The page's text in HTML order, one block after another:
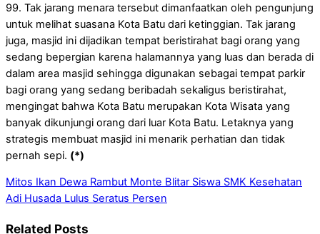
99. Tak jarang menara tersebut dimanfaatkan oleh pengunjung
untuk melihat suasana Kota Batu dari ketinggian. Tak jarang
juga, masjid ini dijadikan tempat beristirahat bagi orang yang
sedang bepergian karena halamannya yang luas dan berada di
dalam area masjid sehingga digunakan sebagai tempat parkir
bagi orang yang sedang beribadah sekaligus beristirahat,
mengingat bahwa Kota Batu merupakan Kota Wisata yang
banyak dikunjungi orang dari luar Kota Batu. Letaknya yang
strategis membuat masjid ini menarik perhatian dan tidak
pernah sepi. (*)
Mitos Ikan Dewa Rambut Monte Blitar Siswa SMK Kesehatan
Adi Husada Lulus Seratus Persen
Related Posts